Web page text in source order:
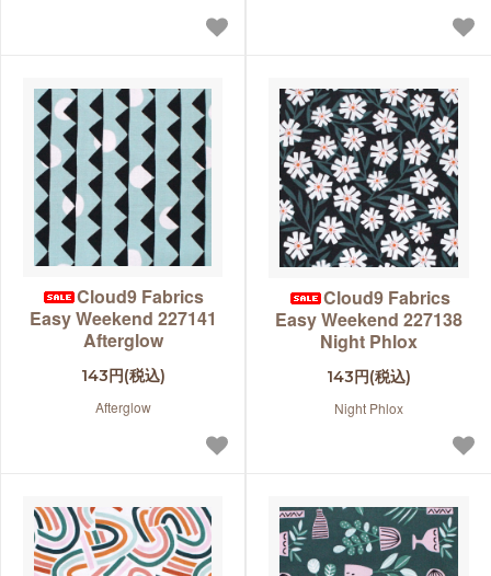
Cloud9 Fabrics
Easy Weekend 227141
Afterglow
143円(税込)
Afterglow
Cloud9 Fabrics
Easy Weekend 227138
Night Phlox
143円(税込)
Night Phlox